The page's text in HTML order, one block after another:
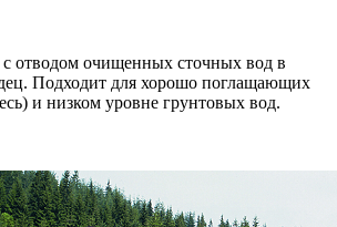
отводом очищенных сточных вод в
Подходит для хорошо поглащающих
и низком уровне грунтовых вод.